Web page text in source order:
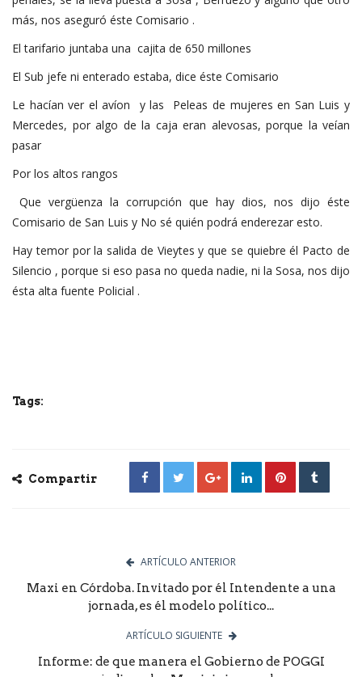
más, nos aseguró éste Comisario .
El tarifario juntaba una cajita de 650 millones
El Sub jefe ni enterado estaba, dice éste Comisario
Le hacían ver el avíon y las Peleas de mujeres en San Luis y
Mercedes, por algo de la caja eran alevosas, porque la veían
pasar
Por los altos rangos
Que vergüenza la corrupción que hay dios, nos dijo éste
Comisario de San Luis y No sé quién podrá enderezar esto.
Hay temor por la salida de Vieytes y que se quiebre él Pacto de
Silencio , porque si eso pasa no queda nadie, ni la Sosa, nos dijo
ésta alta fuente Policial .
Tags:
Compartir
ARTÍCULO ANTERIOR
Maxi en Córdoba. Invitado por él Intendente a una
jornada, es él modelo político...
ARTÍCULO SIGUIENTE
Informe: de que manera el Gobierno de POGGI